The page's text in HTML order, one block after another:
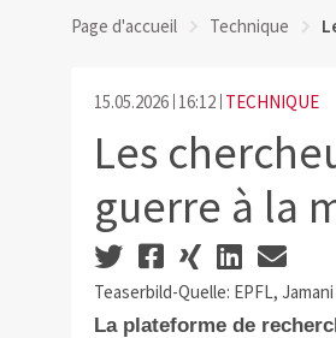
Page d'accueil Technique
15.05.2026 16:12 TECHNIQUE
Les
guerre à la
Teaserbild-Quelle: EPFL,
La plateforme de